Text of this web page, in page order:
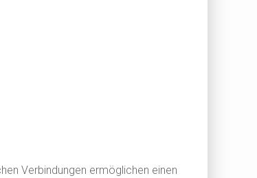
Verbindungen ermöglichen einen